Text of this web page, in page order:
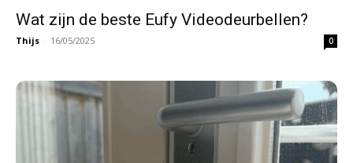
Wat zijn de beste Eufy Videodeurbellen?
Thijs - 16/05/2025 0